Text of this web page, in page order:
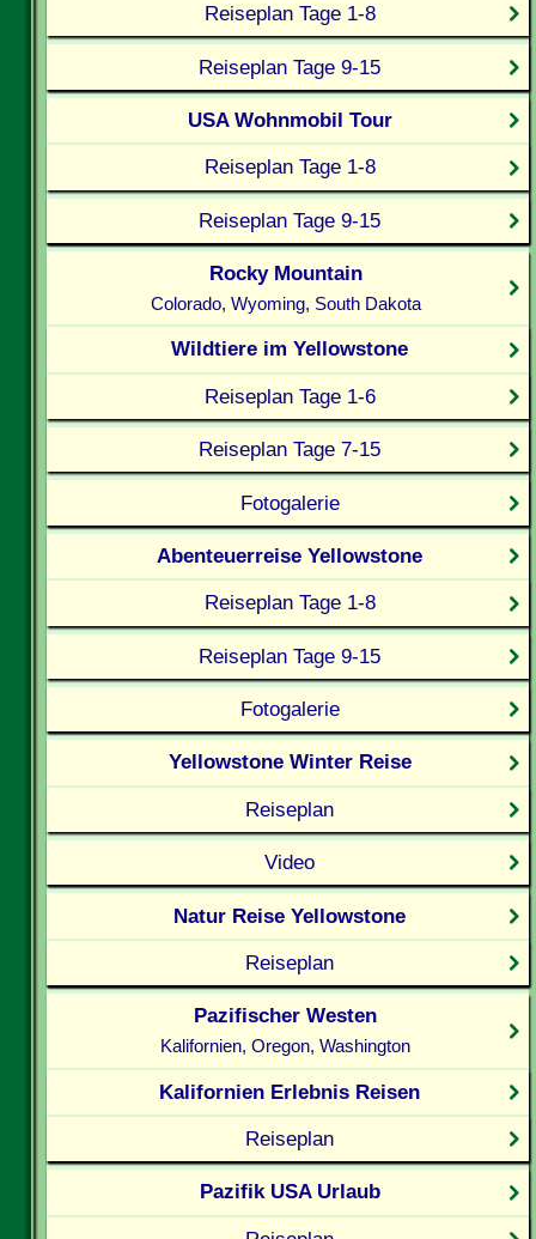
Reiseplan Tage 1-8
Reiseplan Tage 9-15
USA Wohnmobil Tour
Reiseplan Tage 1-8
Reiseplan Tage 9-15
Rocky Mountain
Colorado, Wyoming, South Dakota
Wildtiere im Yellowstone
Reiseplan Tage 1-6
Reiseplan Tage 7-15
Fotogalerie
Abenteuerreise Yellowstone
Reiseplan Tage 1-8
Reiseplan Tage 9-15
Fotogalerie
Yellowstone Winter Reise
Reiseplan
Video
Natur Reise Yellowstone
Reiseplan
Pazifischer Westen
Kalifornien, Oregon, Washington
Kalifornien Erlebnis Reisen
Reiseplan
Pazifik USA Urlaub